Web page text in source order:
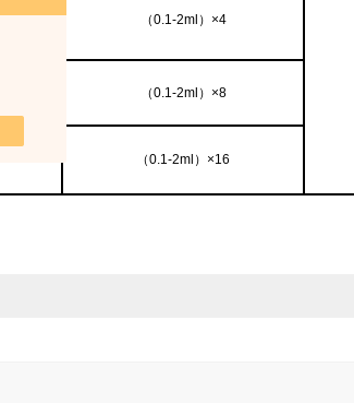
（0.1-2ml）×4
（0.1-2ml）×8
（0.1-2ml）×16